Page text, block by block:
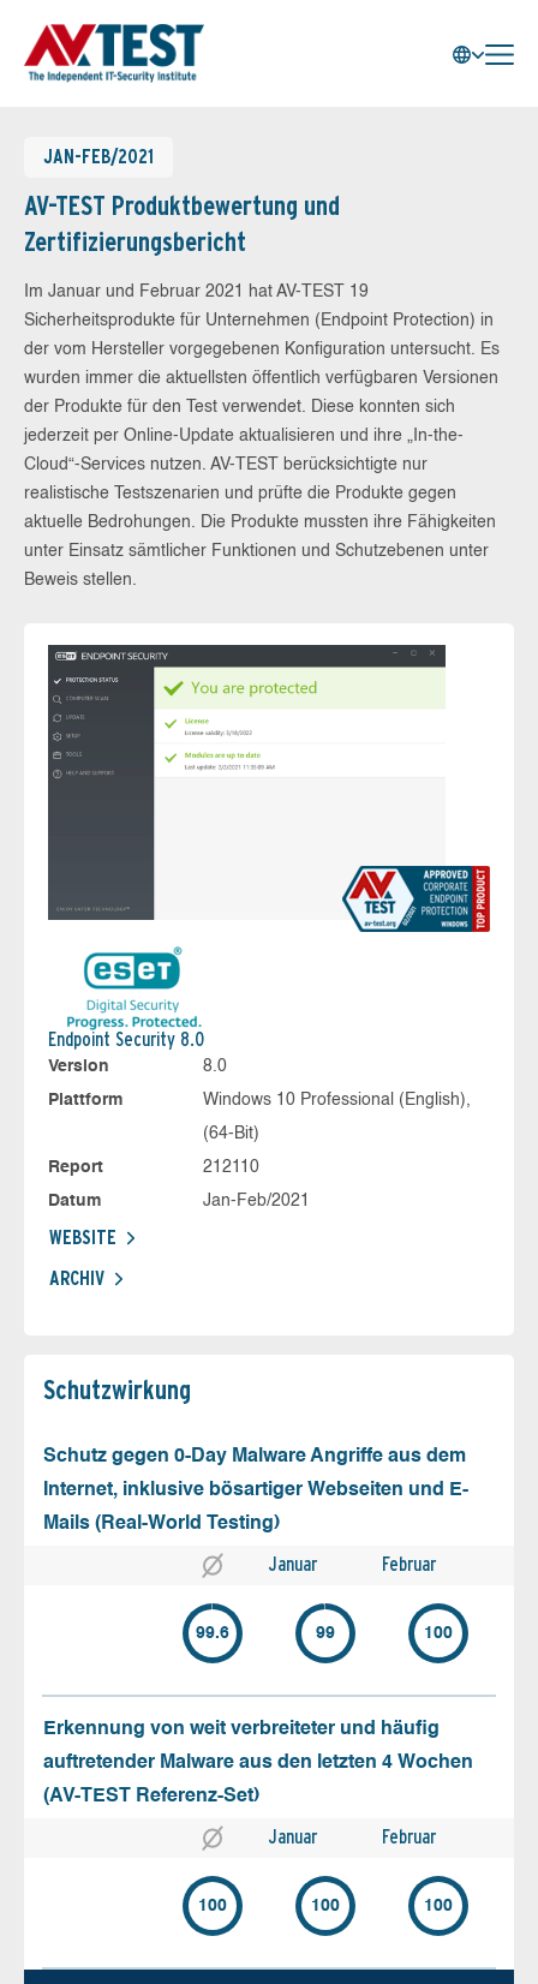
JAN-FEB/2021
AV-TEST Produktbewertung und
Zertifizierungsbericht
Im Januar und Februar 2021 hat AV-TEST 19
Sicherheitsprodukte für Unternehmen (Endpoint Protection) in
der vom Hersteller vorgegebenen Konfiguration untersucht. Es
wurden immer die aktuellsten öffentlich verfügbaren Versionen
der Produkte für den Test verwendet. Diese konnten sich
jederzeit per Online-Update aktualisieren und ihre „In-the-
Cloud“-Services nutzen. AV-TEST berücksichtigte nur
realistische Testszenarien und prüfte die Produkte gegen
aktuelle Bedrohungen. Die Produkte mussten ihre Fähigkeiten
unter Einsatz sämtlicher Funktionen und Schutzebenen unter
Beweis stellen.
Endpoint Security 8.0
Version
8.0
Plattform
Windows 10 Professional (English),
(64-Bit)
Report
212110
Datum
Jan-Feb/2021
WEBSITE
ARCHIV
Schutz­wirkung
Schutz gegen 0-Day Malware Angriffe aus dem
Internet, inklusive bösartiger Webseiten und E-
Mails (Real-World Testing)
Januar Februar
99.6 99 100
Erkennung von weit verbreiteter und häufig
auftretender Malware aus den letzten 4 Wochen
(AV-TEST Referenz-Set)
Januar Februar
100 100 100